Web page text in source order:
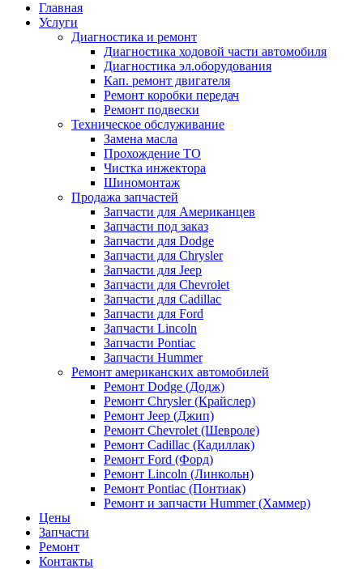
Главная
Услуги
Диагностика и ремонт
Диагностика ходовой части автомобиля
Диагностика эл.оборудования
Кап. ремонт двигателя
Ремонт коробки передач
Ремонт подвески
Техническое обслуживание
Замена масла
Прохождение ТО
Чистка инжектора
Шиномонтаж
Продажа запчастей
Запчасти для Американцев
Запчасти под заказ
Запчасти для Dodge
Запчасти для Chrysler
Запчасти для Jeep
Запчасти для Chevrolet
Запчасти для Cadillac
Запчасти для Ford
Запчасти Lincoln
Запчасти Pontiac
Запчасти Hummer
Ремонт американских автомобилей
Ремонт Dodge (Додж)
Ремонт Chrysler (Крайслер)
Ремонт Jeep (Джип)
Ремонт Chevrolet (Шевроле)
Ремонт Cadillac (Кадиллак)
Ремонт Ford (Форд)
Ремонт Lincoln (Линкольн)
Ремонт Pontiac (Понтиак)
Ремонт и запчасти Hummer (Хаммер)
Цены
Запчасти
Ремонт
Контакты